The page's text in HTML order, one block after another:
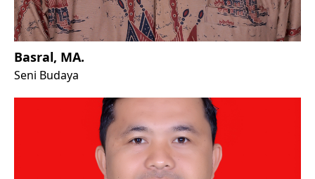
Basral, MA.
Seni Budaya